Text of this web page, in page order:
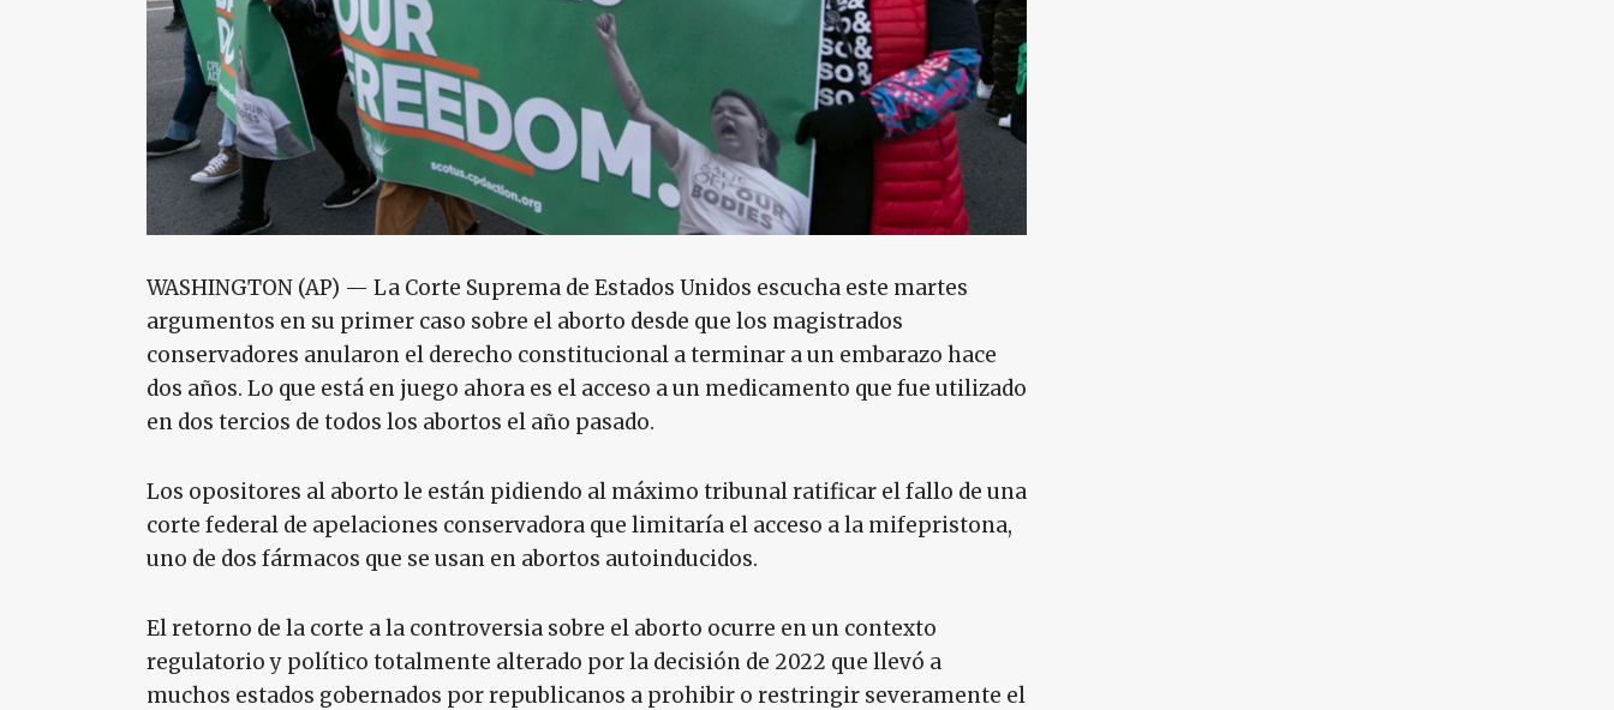
WASHINGTON (AP) — La Corte Suprema de Estados Unidos escucha este martes
argumentos en su primer caso sobre el aborto desde que los magistrados
conservadores anularon el derecho constitucional a terminar a un embarazo hace
dos años. Lo que está en juego ahora es el acceso a un medicamento que fue utilizado
en dos tercios de todos los abortos el año pasado.
Los opositores al aborto le están pidiendo al máximo tribunal ratificar el fallo de una
corte federal de apelaciones conservadora que limitaría el acceso a la mifepristona,
uno de dos fármacos que se usan en abortos autoinducidos.
El retorno de la corte a la controversia sobre el aborto ocurre en un contexto
regulatorio y político totalmente alterado por la decisión de 2022 que llevó a
muchos estados gobernados por republicanos a prohibir o restringir severamente el